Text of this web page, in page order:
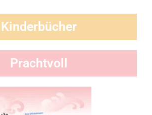
Kinderbücher
Prachtvoll